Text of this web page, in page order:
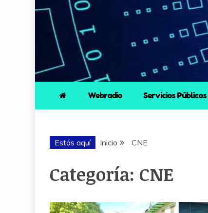
Webradio Servicios Públicos
Estás aquí Inicio CNE
Categoría: CNE